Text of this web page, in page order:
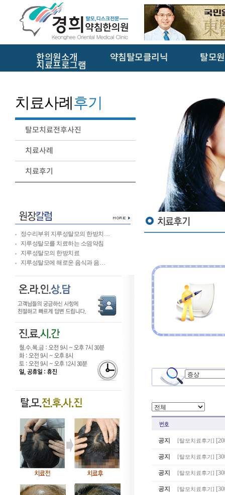
한의원소개 약침탈모클리닉 탈모
치료프로그램
치료사례후기
탈모치료전후사진
치료사례
치료후기
정수리부위 지루성탈모의 한방치…
지루성탈모를 치료하는 소염약침
지루성탈모의 한방치료
지루성탈모에 해로운 음식과 음…
공지 [탈모치료후기 ]
공지 [탈모치료후기 ]
공지 [탈모치료후기 ]
공지 [탈모치료후기 ]